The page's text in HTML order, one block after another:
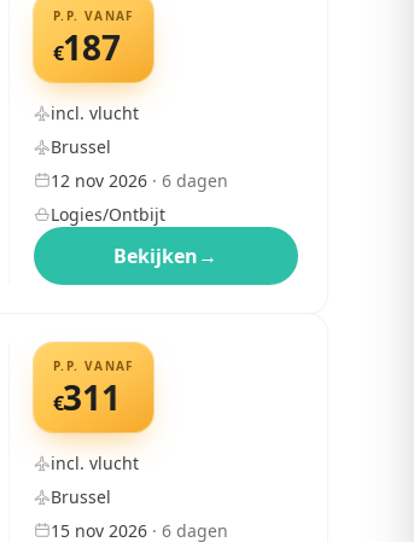
P.P. VANAF
€187
incl. vlucht
Brussel
12 nov 2026· 6dagen
Logies/Ontbijt
Bekijken→
P.P. VANAF
€311
incl. vlucht
Brussel
15 nov 2026· 6dagen